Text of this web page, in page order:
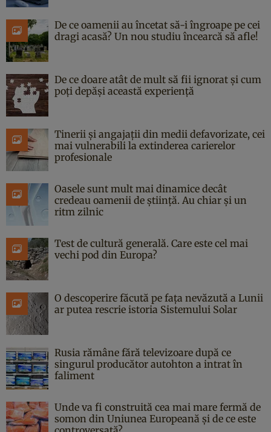
De ce oamenii au încetat să-i îngroape pe cei
dragi acasă? Un nou studiu încearcă să afle!
De ce doare atât de mult să fii ignorat și cum
poți depăși această experiență
Tinerii și angajații din medii defavorizate, cei
mai vulnerabili la extinderea carierelor
profesionale
Oasele sunt mult mai dinamice decât
credeau oamenii de știință. Au chiar și un
ritm zilnic
Test de cultură generală. Care este cel mai
vechi pod din Europa?
O descoperire făcută pe fața nevăzută a Lunii
ar putea rescrie istoria Sistemului Solar
Rusia rămâne fără televizoare după ce
singurul producător autohton a intrat în
faliment
Unde va fi construită cea mai mare fermă de
somon din Uniunea Europeană și de ce este